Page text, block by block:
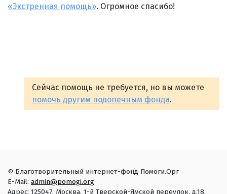
«Экстренная помощь». Огромное спасибо!
Сейчас помощь не требуется, но вы можете
помочь другим подопечным фонда.
© Благотворительный интернет-фонд Помоги.Орг
E-Mail: admin@pomogi.org
Адрес: 125047, Москва, 1-й Тверской-Ямской переулок, д.18.